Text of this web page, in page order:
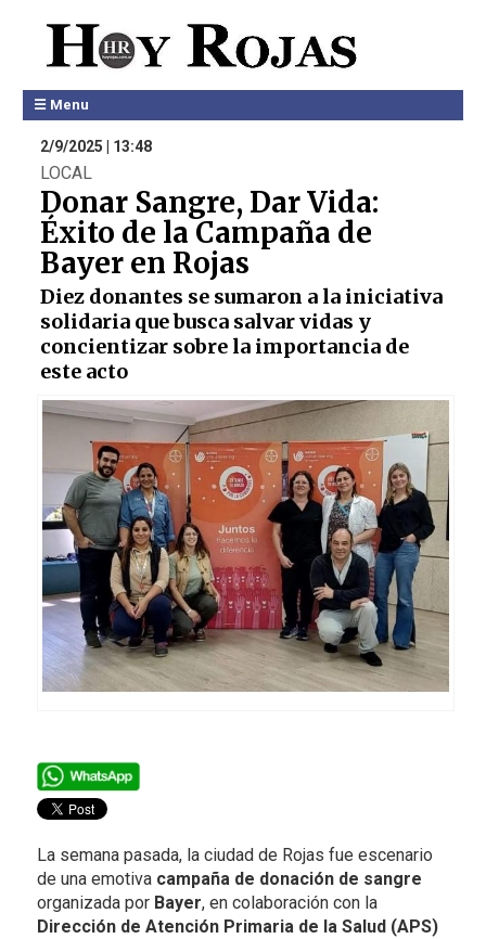
☰ Menu
2/9/2025 | 13:48
LOCAL
Donar Sangre, Dar Vida:
Éxito de la Campaña de
Bayer en Rojas
Diez donantes se sumaron a la iniciativa
solidaria que busca salvar vidas y
concientizar sobre la importancia de
este acto
La semana pasada, la ciudad de Rojas fue escenario
de una emotiva campaña de donación de sangre
organizada por Bayer, en colaboración con la
Dirección de Atención Primaria de la Salud (APS)